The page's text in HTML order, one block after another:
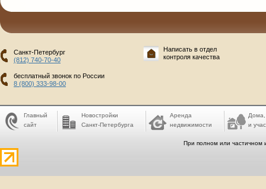
Санкт-Петербург
(812) 740-70-40
бесплатный звонок по России
8 (800) 333-98-00
Написать в отдел
контроля качества
Главный
сайт
Новостройки
Санкт-Петербурга
Аренда
недвижимости
Дома,
и
При полном или частичном